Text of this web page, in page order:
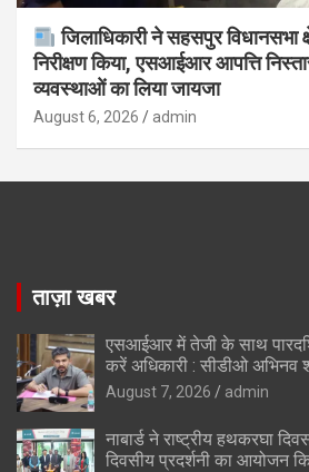
जिलाधिकारी ने सहसपुर विधानसभा
निरीक्षण किया, एसआईआर आपत्ति
व्यवस्थाओं का लिया जायजा
August 6, 2026 admin
ताज़ा खबर
एसआईआर में तेजी के साथ
करें अधिकारी : सीडीओ अभिनव
August 7, 2026 admin
नाबार्ड ने राष्ट्रीय हथकरघा
दिवसीय प्रदर्शनी का आयोजन